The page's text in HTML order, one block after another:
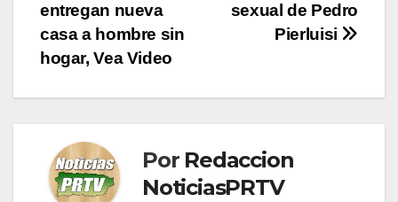
sexual de Pedro
Pierluisi
entregan nueva
casa a hombre sin
hogar, Vea Video
Por Redaccion
NoticiasPRTV